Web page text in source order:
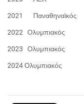
2021 Παναθηναϊκός
2022 Ολυμπιακός
2023 Ολυμπιακός
2024 Ολυμπιακός